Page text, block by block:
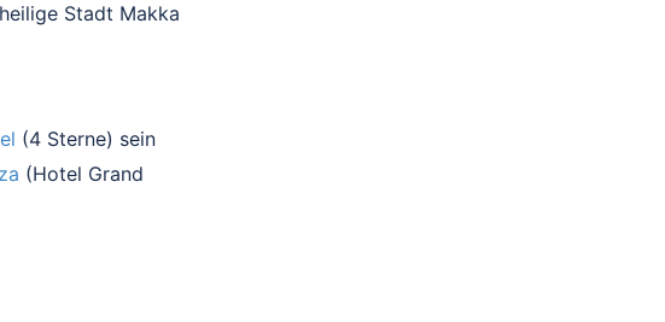
Stadt Makka
(4 Sterne) sein
(Hotel Grand